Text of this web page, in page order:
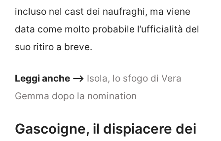
incluso nel cast dei naufraghi, ma viene
data come molto probabile l’ufficialità del
suo ritiro a breve.
Leggi anche –> Isola, lo sfogo di Vera
Gemma dopo la nomination
Gascoigne, il dispiacere dei